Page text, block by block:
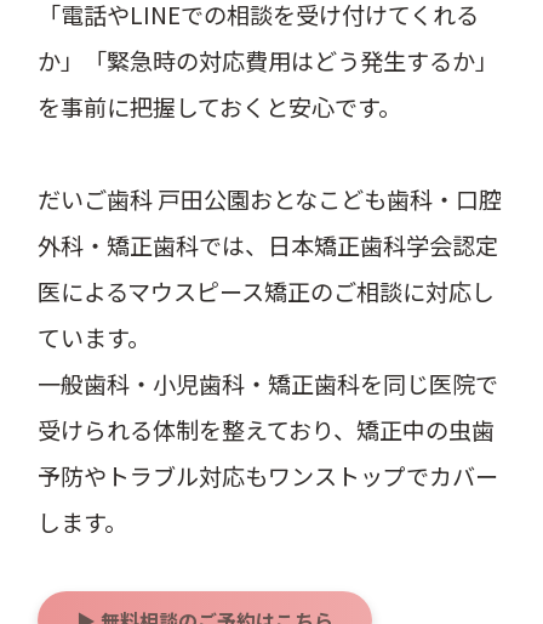
「電話やLINEでの相談を受け付けてくれる
か」「緊急時の対応費用はどう発生するか」
を事前に把握しておくと安心です。
だいご歯科 戸田公園おとなこども歯科・口腔
外科・矯正歯科では、日本矯正歯科学会認定
医によるマウスピース矯正のご相談に対応し
ています。
一般歯科・小児歯科・矯正歯科を同じ医院で
受けられる体制を整えており、矯正中の虫歯
予防やトラブル対応もワンストップでカバー
します。